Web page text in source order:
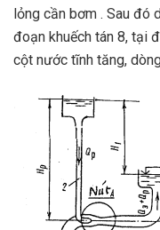
lỏng cần bơm . Sau đó
đoạn khuếch tán 8, tại
cột nước tĩnh tăng,